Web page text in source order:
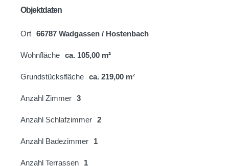
Objektdaten
Ort 66787 Wadgassen / Hostenbach
Wohnfläche ca. 105,00 m²
Grundstücksfläche ca. 219,00 m²
Anzahl Zimmer 3
Anzahl Schlafzimmer 2
Anzahl Badezimmer 1
Anzahl Terrassen 1